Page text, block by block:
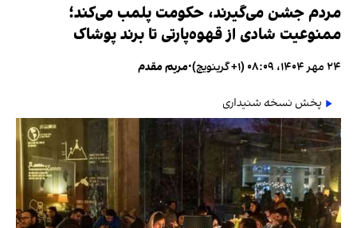
مردم جشن می‌گیرند، حکومت پلمب می‌کند؛
ممنوعیت شادی از قهوه‌پارتی تا برند پوشاک
۲۴ مهر ۱۴۰۴، ۰۸:۰۹ (‎+۱ گرینویچ) •مریم مقدم
پخش نسخه شنیداری